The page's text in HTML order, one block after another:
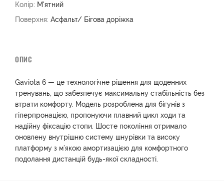
Колір: М'ятний
Поверхня: Асфальт/ Бігова доріжка
ОПИС
Gaviota 6 — це технологічне рішення для щоденних
тренувань, що забезпечує максимальну стабільність без
втрати комфорту. Модель розроблена для бігунів з
гіперпронацією, пропонуючи плавний цикл ходи та
надійну фіксацію стопи. Шосте покоління отримало
оновлену внутрішню систему шнурівки та високу
платформу з м’якою амортизацією для комфортного
подолання дистанцій будь-якої складності.